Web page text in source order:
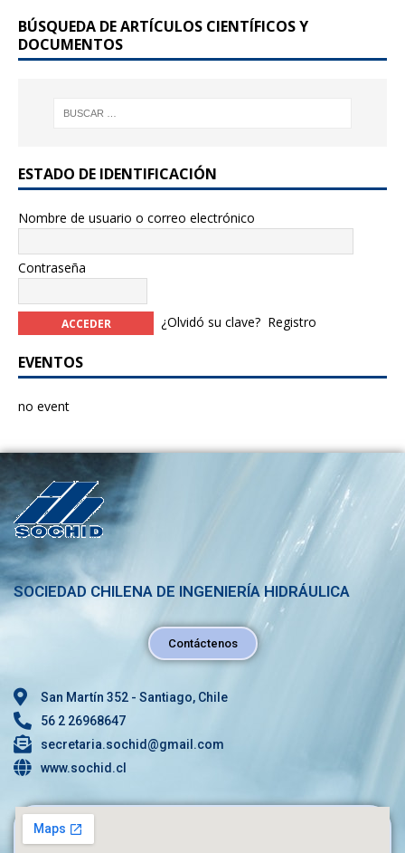
o
k
BÚSQUEDA DE ARTÍCULOS CIENTÍFICOS Y
DOCUMENTOS
ESTADO DE IDENTIFICACIÓN
Nombre de usuario o correo electrónico
Contraseña
¿Olvidó su clave? Registro
EVENTOS
no event
SOCIEDAD CHILENA DE INGENIERÍA HIDRÁULICA
Contáctenos
San Martín 352 - Santiago, Chile
56 2 26968647
secretaria.sochid@gmail.com
www.sochid.cl